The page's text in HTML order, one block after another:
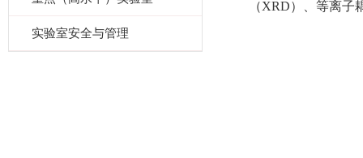
实验室安全与管理
（XRD）、等离